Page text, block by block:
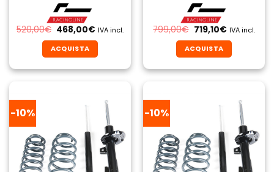
520,00€ Il
prezzo
originale
era:
520,00€.
468,00€Il
attuale
è:
468,00€.
IVA incl.
ACQUISTA
799,00€ Il
prezzo
originale
era:
799,00€.
719,10€Il
attuale
è:
719,10€.
IVA incl.
ACQUISTA
-10% -10%